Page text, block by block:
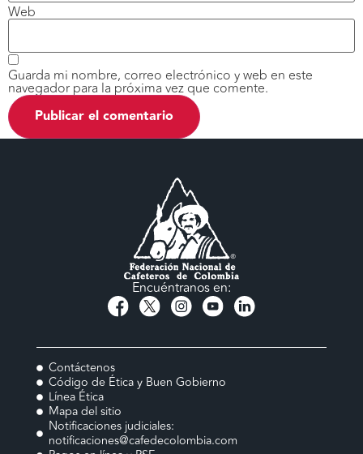
Web
Guarda mi nombre, correo electrónico y web en este
navegador para la próxima vez que comente.
Encuéntranos en:
Contáctenos
Código de Ética y Buen Gobierno
Línea Ética
Mapa del sitio
Notificaciones judiciales:
notificaciones@cafedecolombia.com